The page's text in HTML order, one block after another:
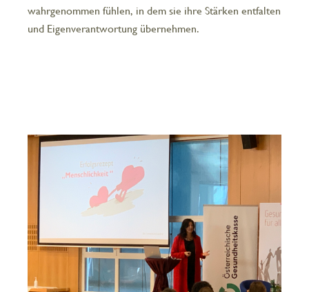
wahrgenommen fühlen, in dem sie ihre Stärken entfalten
und Eigenverantwortung übernehmen.